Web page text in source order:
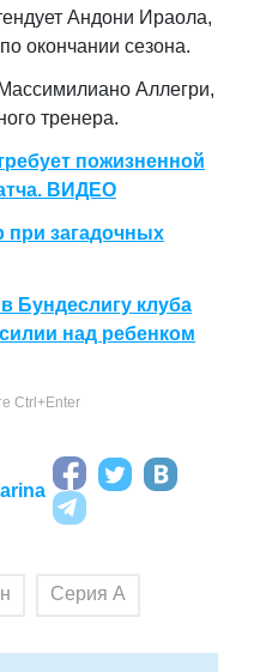
Андони Ираола,
окончании сезона.
Аллегри,
тренера.
пожизненной
ВИДЕО
при загадочных
Бундеслигу клуба
над ребенком
Ctrl+Enter
Серия А